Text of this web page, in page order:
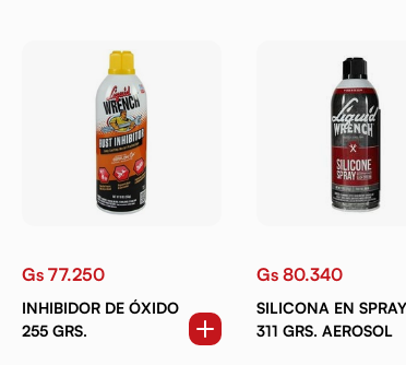
Gs 77.250
INHIBIDOR DE ÓXIDO
255 GRS.
Gs 80.340
SILICONA EN SPRAY
311 GRS. AEROSOL